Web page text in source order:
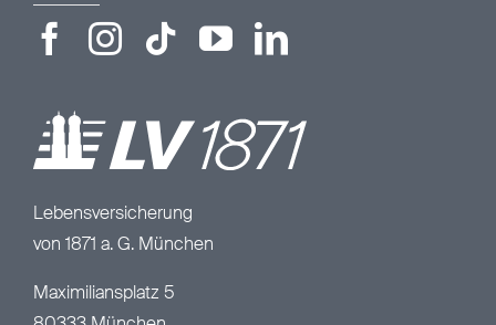
Lebensversicherung
von 1871 a. G. München
Maximiliansplatz 5